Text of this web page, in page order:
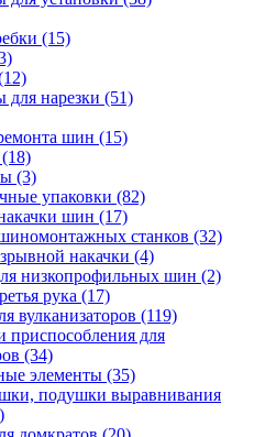
(15)
для нарезки (51)
шин (15)
(18)
(3)
упаковки (82)
шин (17)
станков (32)
накачки (4)
низкопрофильных шин (2)
рука (17)
вулканизаторов (119)
приспособления для
(34)
элементы (35)
подушки выравнивания